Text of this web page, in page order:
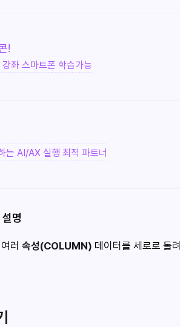
!
좌 스마트폰 학습가능
는 AI/AX 실행 최적 파트너
명
러 속성(COLUMN) 데이터를 세로로 돌려